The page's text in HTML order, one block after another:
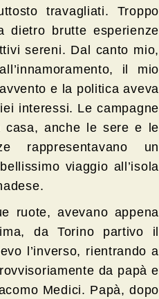
travagliati. Troppo
dietro brutte esperienze
sereni. Dal canto mio,
il mio
e la politica aveva
interessi. Le campagne
casa, anche le sere e le
rappresentavano un
viaggio all’isola
ruote, avevano appena
da Torino partivo il
l’inverso, rientrando a
da papà e
Medici. Papà, dopo